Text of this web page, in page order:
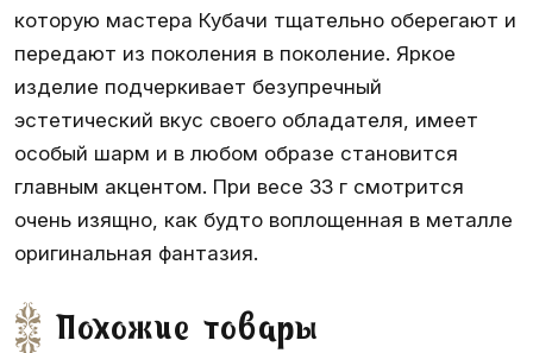
которую мастера Кубачи тщательно оберегают и
передают из поколения в поколение. Яркое
изделие подчеркивает безупречный
эстетический вкус своего обладателя, имеет
особый шарм и в любом образе становится
главным акцентом. При весе 33 г смотрится
очень изящно, как будто воплощенная в металле
оригинальная фантазия.
Похожие товары